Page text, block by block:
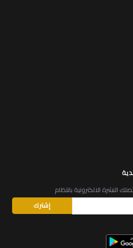
النشرة الالكترونية بانتظام